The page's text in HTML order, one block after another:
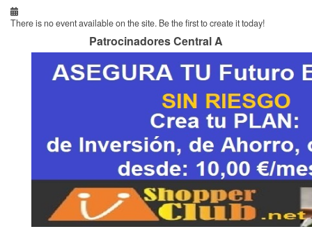
There is no event available on the site. Be the first to create it today!
Patrocinadores Central A